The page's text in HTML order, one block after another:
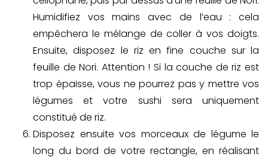
Humidifiez vos mains avec de l’eau : cela
empêchera le mélange de coller à vos doigts.
Ensuite, disposez le riz en fine couche sur la
feuille de Nori. Attention ! Si la couche de riz est
trop épaisse, vous ne pourrez pas y mettre vos
légumes et votre sushi sera uniquement
constitué de riz.
Disposez ensuite vos morceaux de légume le
long du bord de votre rectangle, en réalisant